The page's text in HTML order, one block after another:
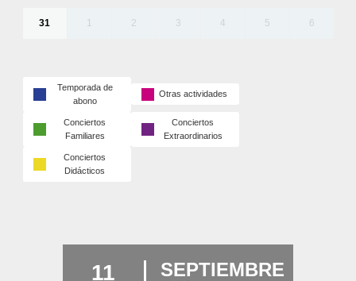
31 1 2 3 4 5 6
Temporada de
abono
Otras actividades
Conciertos
Familiares
Conciertos
Extraordinarios
Conciertos
Didácticos
11 SEPTIEMBRE